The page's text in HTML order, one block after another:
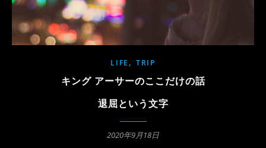
LIFE , TRIP
キング アーサーのここだけの話
退屈という文字
2020年9月18日